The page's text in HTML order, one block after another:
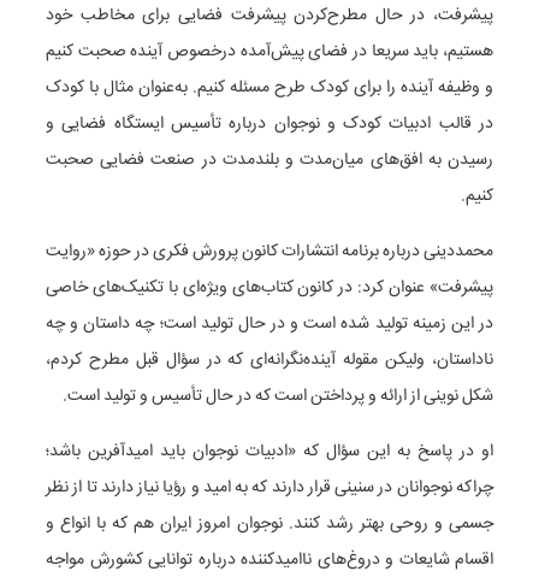
پیشرفت، در حال مطرح‌کردن پیشرفت فضایی برای مخاطب خود
هستیم، باید سریعا در فضای پیش‌آمده درخصوص آینده صحبت کنیم
و وظیفه آینده را برای کودک طرح مسئله کنیم. به‌عنوان مثال با کودک
در قالب ادبیات کودک و نوجوان درباره تأسیس ایستگاه فضایی و
رسیدن به افق‌های میان‌مدت و بلندمدت در صنعت فضایی صحبت
کنیم.
محمددینی درباره برنامه انتشارات کانون پرورش فکری در حوزه «روایت
پیشرفت» عنوان کرد: در کانون کتاب‌های ویژه‌ای با تکنیک‌های خاصی
در این زمینه تولید شده است و در حال تولید است؛ چه داستان و چه
ناداستان، ولیکن مقوله آینده‌نگرانه‌ای که در سؤال قبل مطرح کردم،
شکل نوینی از ارائه و پرداختن است که در حال تأسیس و تولید است.
او در پاسخ به این سؤال که «ادبیات نوجوان باید امیدآفرین باشد؛
چراکه نوجوانان در سنینی قرار دارند که به امید و رؤیا نیاز دارند تا از نظر
جسمی و روحی بهتر رشد کنند. نوجوان امروز ایران هم که با انواع و
اقسام شایعات و دروغ‌های ناامیدکننده درباره توانایی کشورش مواجه